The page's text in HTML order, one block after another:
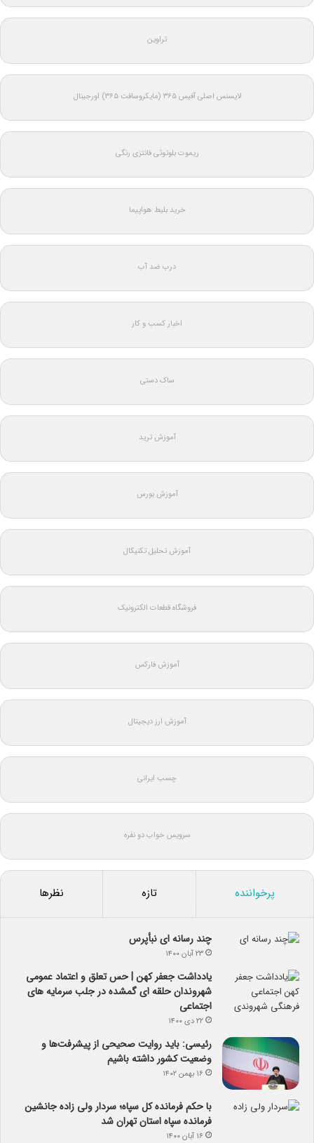
تراوین
لایسنس اصلی آفیس ۳۶۵ (مایکروسافت ۳۶۵) اورجینال
ریموت بلوتوثی فانتزی رنگی
خرید بلیط هواپیما
درب ضد آب
اخبار کسب و کار
ساک دستی
آموزش ترید
آموزش بورس
آموزش تحلیل تکنیکال
فروشگاه قطعات الکترونیک
آموزش فارکس
آموزش ارز دیجیتال
چسب ایرانی
سرویس خواب دو نفره
پرخواننده تازه نظرها
چند رسانه ای نبأپرس
۲۳ آبان ۱۴۰۰
یادداشت جعفر کهن | حس تعلق و اعتماد عمومی
شهروندان حلقه ای گمشده در جلب سرمایه های
اجتماعی
۲۲ دی ۱۴۰۰
رئیسی: باید روایت صحیحی از پیشرفت‌ها و
وضعیت کشور داشته باشیم
۱۶ بهمن ۱۴۰۲
با حکم فرمانده کل سپاه؛ سردار ولی زاده جانشین
فرمانده سپاه استان تهران شد
۱۶ آبان ۱۴۰۰